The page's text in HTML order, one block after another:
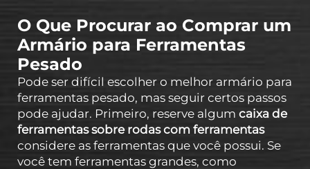
O Que Procurar ao Comprar um
Armário para Ferramentas
Pesado
Pode ser difícil escolher o melhor armário para
ferramentas pesado, mas seguir certos passos
pode ajudar. Primeiro, reserve algum caixa de
ferramentas sobre rodas com ferramentas
considere as ferramentas que você possui. Se
você tem ferramentas grandes, como